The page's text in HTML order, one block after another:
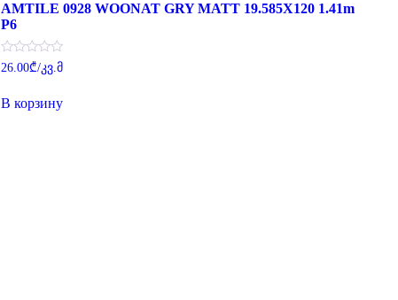
AMTILE 0928 WOONAT GRY MATT 19.585X120 1.41m
P6
Оценка
0
5
26.00₾/კვ.მ
В корзину